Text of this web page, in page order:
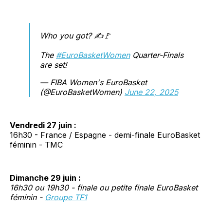
Who you got? ✍️🚩
The #EuroBasketWomenQuarter-Finals
are set!
— FIBA Women's EuroBasket
(@EuroBasketWomen) June 22, 2025
Vendredi 27 juin :
16h30 - France / Espagne - demi-finale EuroBasket
féminin - TMC
Dimanche 29 juin :
16h30 ou 19h30 - finale ou petite finale EuroBasket
féminin - Groupe TF1